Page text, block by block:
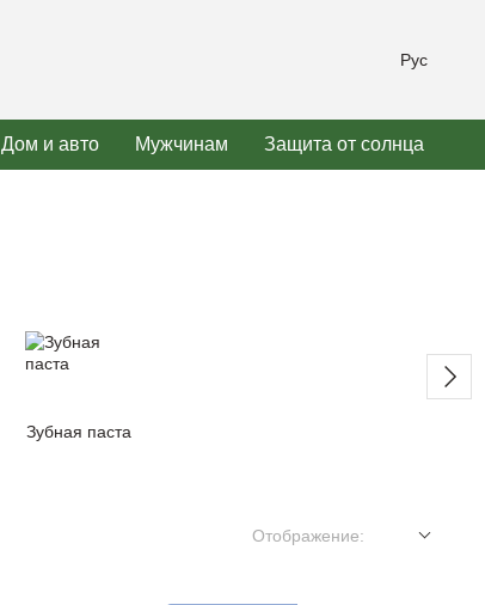
Рус
Дом и авто Мужчинам Защита от солнца
Зубная паста
Отображение: